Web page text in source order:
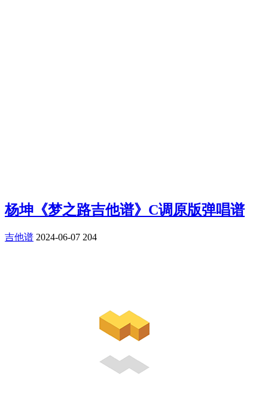
杨坤《梦之路吉他谱》C调原版弹唱谱
吉他谱 2024-06-07 204